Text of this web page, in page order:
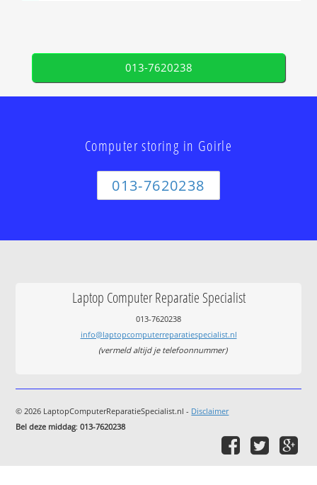
013-7620238
Computer storing in Goirle
013-7620238
Laptop Computer Reparatie Specialist
013-7620238
info@laptopcomputerreparatiespecialist.nl
(vermeld altijd je telefoonnummer)
© 2026 LaptopComputerReparatieSpecialist.nl - Disclaimer
Bel deze middag:013-7620238